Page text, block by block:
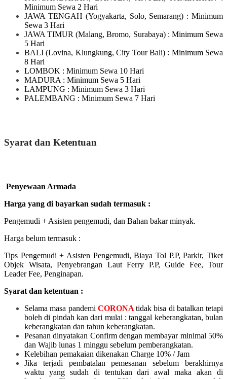
Minimum Sewa 2 Hari
JAWA TENGAH (Yogyakarta, Solo, Semarang) : Minimum
Sewa 3 Hari
JAWA TIMUR(Malang, Bromo, Surabaya) : Minimum Sewa
5 Hari
BALI (Lovina, Klungkung, City Tour Bali) : Minimum Sewa
8 Hari
LOMBOK : Minimum Sewa 10 Hari
MADURA : Minimum Sewa 5 Hari
LAMPUNG : Minimum Sewa 3 Hari
PALEMBANG : Minimum Sewa 7 Hari
Syarat dan Ketentuan
Penyewaan Armada
Harga yang di bayarkan sudah termasuk :
Pengemudi + Asisten pengemudi, dan Bahan bakar minyak.
Harga belum termasuk :
Tips Pengemudi + Asisten Pengemudi, Biaya Tol P.P, Parkir, Tiket
Objek Wisata, Penyebrangan Laut Ferry P.P, Guide Fee, Tour
Leader Fee, Penginapan.
Syarat dan ketentuan :
Selama masa pandemi CORONA tidak bisa di batalkan tetapi
boleh di pindah kan dari mulai :tanggal keberangkatan, bulan
keberangkatan dan tahun keberangkatan.
Pesanan dinyatakan Confirm dengan membayar minimal 50%
dan Wajib lunas 1 minggu sebelum pemberangkatan.
Kelebihan pemakaian dikenakan Charge 10% / Jam
Jika terjadi pembatalan pemesanan sebelum berakhirnya
waktu yang sudah di tentukan dari awal maka akan di